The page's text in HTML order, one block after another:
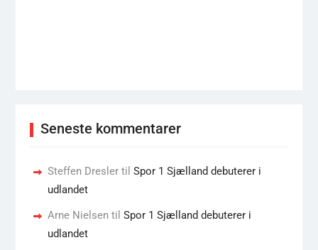
Seneste kommentarer
Steffen Dreslertil Spor 1 Sjælland debuterer i
udlandet
Arne Nielsentil Spor 1 Sjælland debuterer i
udlandet